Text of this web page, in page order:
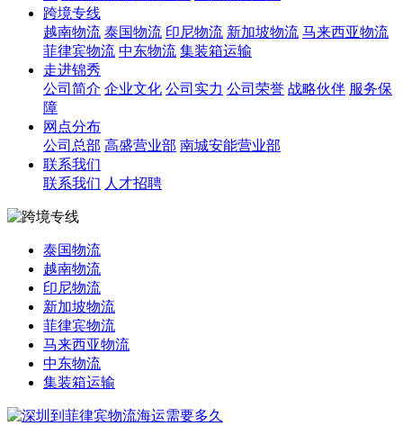
跨境专线
越南物流 泰国物流 印尼物流 新加坡物流 马来西亚物流
菲律宾物流 中东物流 集装箱运输
走进锦秀
公司简介 企业文化 公司实力 公司荣誉 战略伙伴 服务保
障
网点分布
公司总部 高盛营业部 南城安能营业部
联系我们
联系我们 人才招聘
泰国物流
越南物流
印尼物流
新加坡物流
菲律宾物流
马来西亚物流
中东物流
集装箱运输